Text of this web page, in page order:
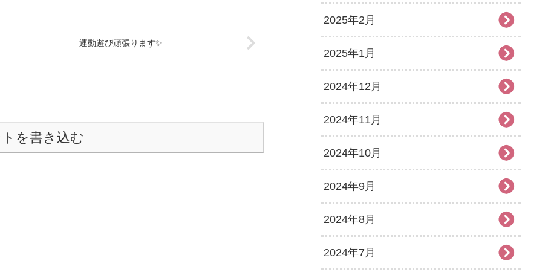
運動遊び頑張ります✨
を書き込む
2025年2月
2025年1月
2024年12月
2024年11月
2024年10月
2024年9月
2024年8月
2024年7月